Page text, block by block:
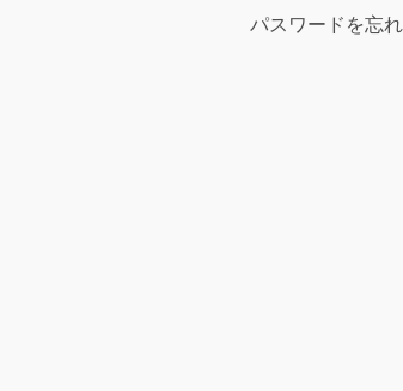
パスワードを忘